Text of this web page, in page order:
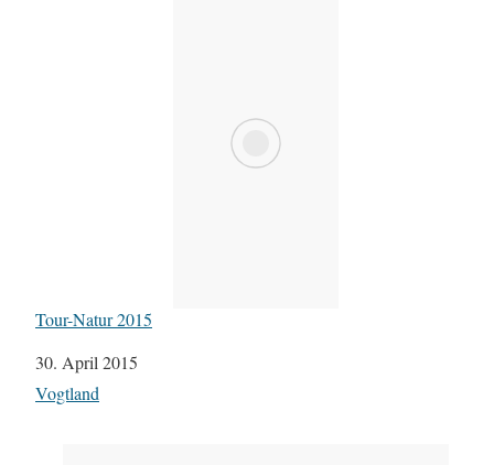
Tour-Natur 2015
Datum
30. April 2015
In Bezug auf
Vogtland